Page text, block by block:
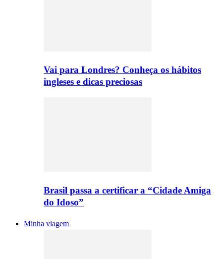
Vai para Londres? Conheça os hábitos
ingleses e dicas preciosas
Brasil passa a certificar a “Cidade Amiga
do Idoso”
Minha viagem